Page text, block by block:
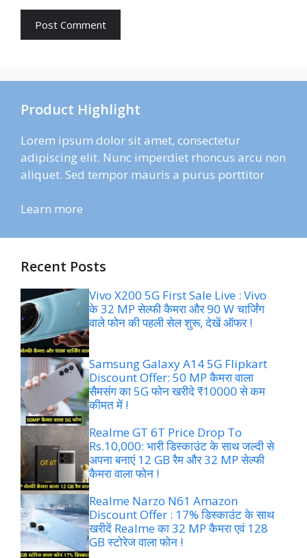
Product Highlight
Lorem ipsum dolor sit amet, consectetur
adipiscing elit. Nunc imperdiet rhoncus arcu non
aliquet. Sed tempor mauris a purus porttitor
Learn more
Recent Posts
Vivo X200 5G First Sale Live : Vivo
के 32 MP सेल्फी कैमरा और 90 W चार्जिंग
वाले फोन की पहली सेल शुरू, देखें ऑफर !
Samsung Galaxy A14 5G Flipkart
Discount Offer: 50 MP कैमरा वाला
सैमसंग का 5G फोन खरीदे ₹10000 से कम
कीमत में !
Realme GT 6T Price Drop To
Rs.10,000: भारी डिस्काउंट के साथ जल्दी से
अपना बनाएं 12 GB रैम और 32 MP सेल्फी
कैमरा वाला फोन !
Realme Narzo N61 Amazon
Discount Offer : 17% डिस्काउंट के साथ
खरीदें Realme का 32 MP कैमरा एवं 128
GB स्टोरेज वाला फोन !